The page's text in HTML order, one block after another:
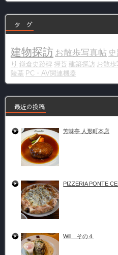
ー
タ グ
建物探訪 お散歩写真帖
り 鎌倉史跡碑 掃苔 建築探訪 お散歩
陵墓 PC・AV関連機器
最近の投稿
芳味亭 人形町本店
PIZZERIA PONTE
Will その４